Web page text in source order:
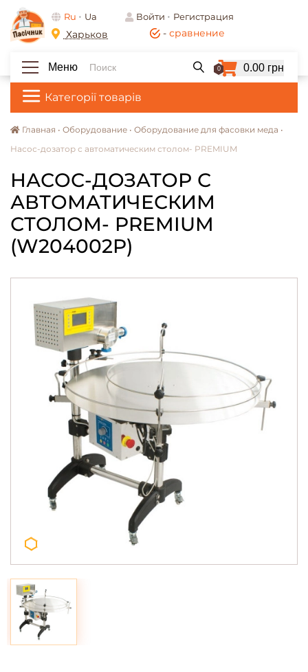
-сравнение
Ru Ua Войти Регистрация
Харьков
Категорії товарів
Меню 0 0.00 грн
Главная • Оборудование • Оборудование для фасовки меда •
Насос-дозатор с автоматическим столом- PREMIUM
НАСОС-ДОЗАТОР С
АВТОМАТИЧЕСКИМ
СТОЛОМ- PREMIUM
(W204002P)